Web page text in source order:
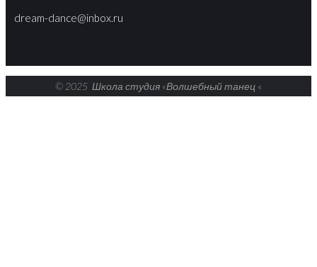
dream-dance@inbox.ru
© 2025 Школа студия «Волшебный танец «